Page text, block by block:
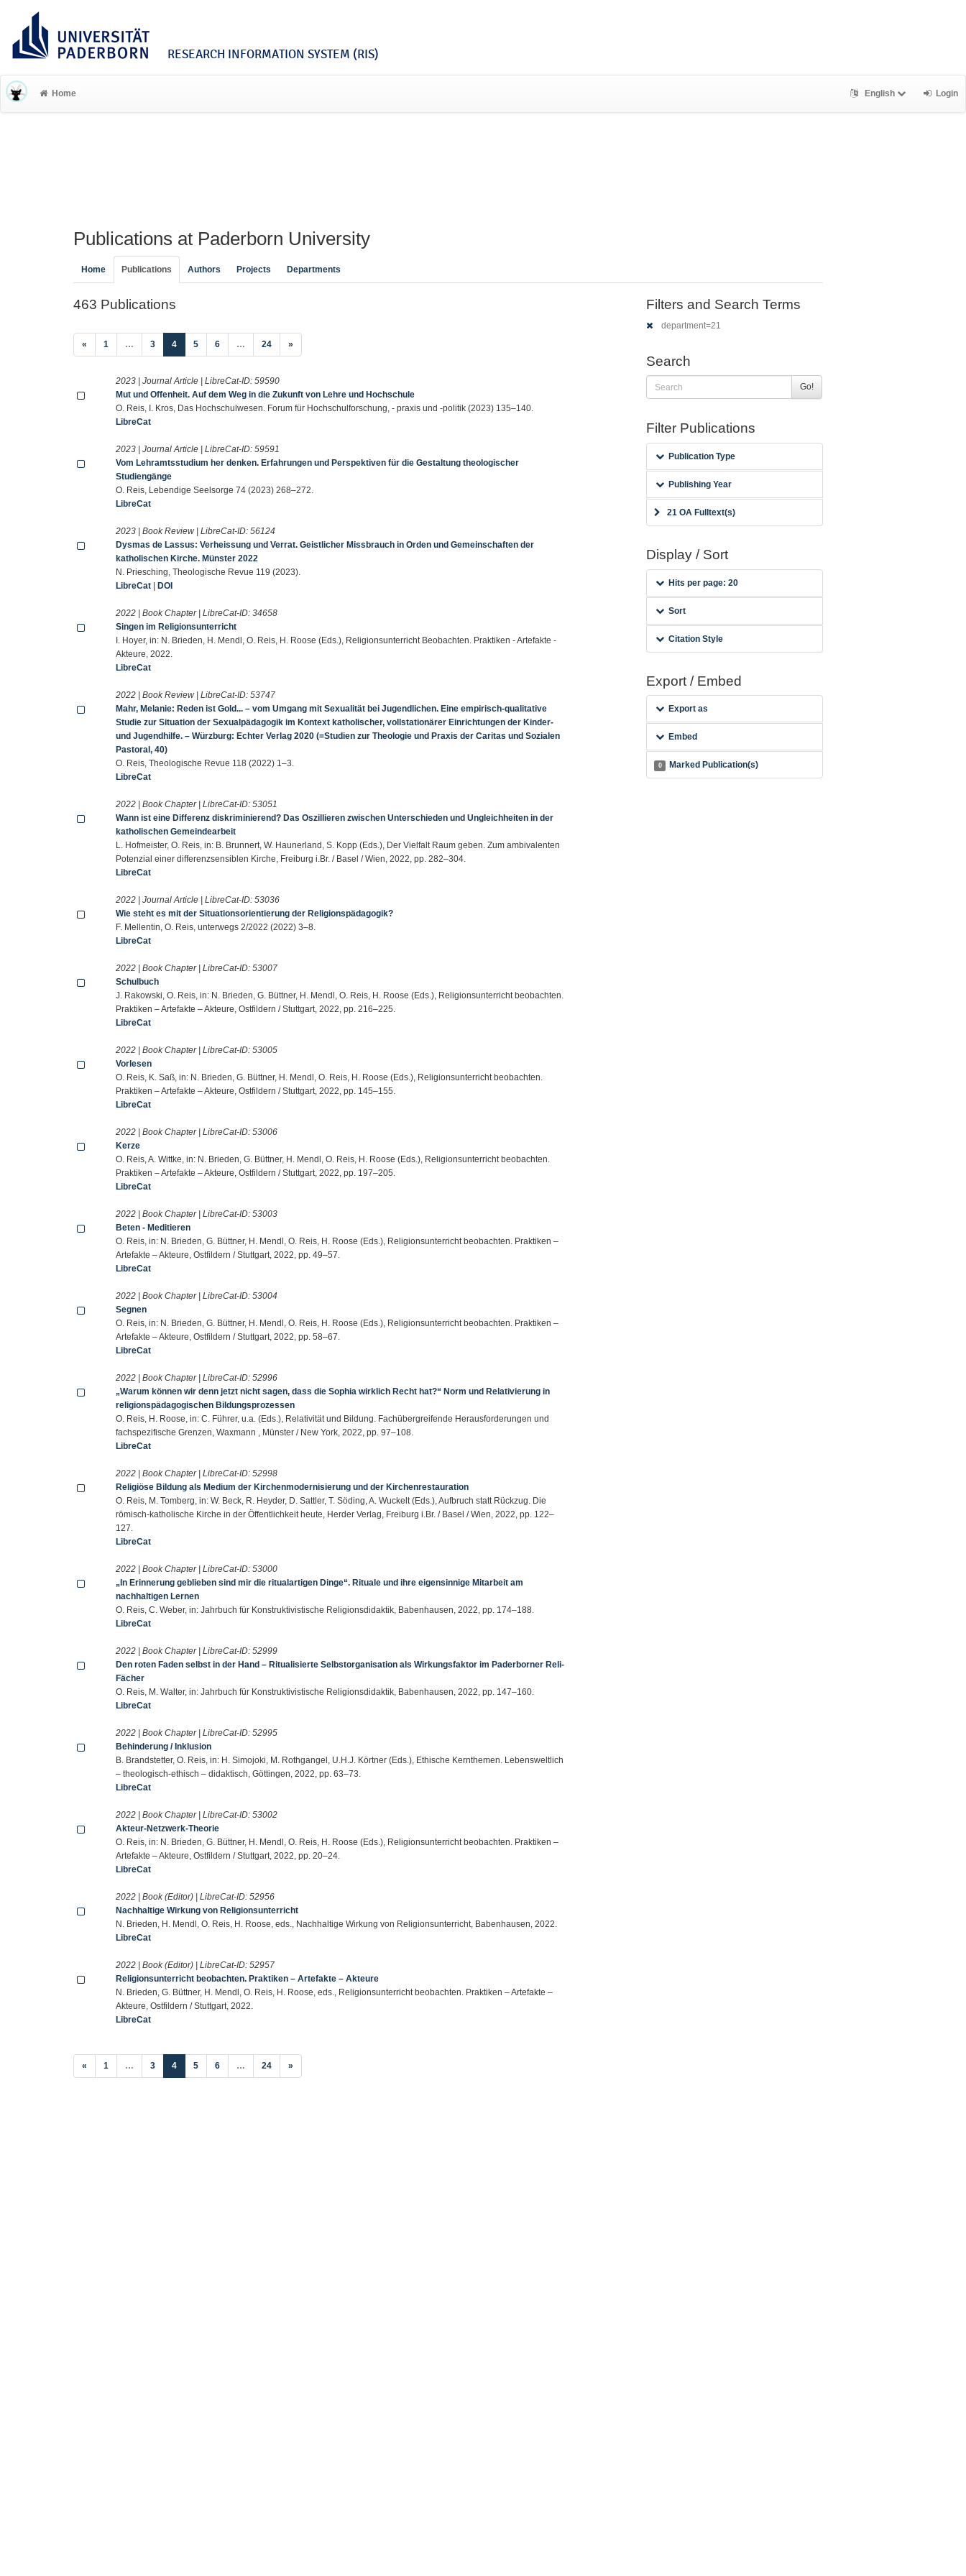
RESEARCH INFORMATION SYSTEM (RIS)
Home English Login
Publications at Paderborn University
Home Publications Authors Projects Departments
463 Publications
« 1 … 3 4(current)
5 6 … 24 »
2023 | Journal Article | LibreCat-ID:59590
Mut und Offenheit. Auf dem Weg in die Zukunft von Lehre und Hochschule
O. Reis, I. Kros, Das Hochschulwesen. Forum für Hochschulforschung, - praxis und -politik (2023) 135–140.
LibreCat
2023 | Journal Article | LibreCat-ID:59591
Vom Lehramtsstudium her denken. Erfahrungen und Perspektiven für die Gestaltung theologischer
Studiengänge
O. Reis, Lebendige Seelsorge 74 (2023) 268–272.
LibreCat
2023 | Book Review | LibreCat-ID:56124
Dysmas de Lassus: Verheissung und Verrat. Geistlicher Missbrauch in Orden und Gemeinschaften der
katholischen Kirche. Münster 2022
N. Priesching, Theologische Revue 119 (2023).
LibreCat |DOI
2022 | Book Chapter | LibreCat-ID:34658
Singen im Religionsunterricht
I. Hoyer, in: N. Brieden, H. Mendl, O. Reis, H. Roose (Eds.), Religionsunterricht Beobachten. Praktiken - Artefakte -
Akteure, 2022.
LibreCat
2022 | Book Review | LibreCat-ID:53747
Mahr, Melanie: Reden ist Gold... – vom Umgang mit Sexualität bei Jugendlichen. Eine empirisch-qualitative
Studie zur Situation der Sexualpädagogik im Kontext katholischer, vollstationärer Einrichtungen der Kinder-
und Jugendhilfe. – Würzburg: Echter Verlag 2020 (=Studien zur Theologie und Praxis der Caritas und Sozialen
Pastoral, 40)
O. Reis, Theologische Revue 118 (2022) 1–3.
LibreCat
2022 | Book Chapter | LibreCat-ID:53051
Wann ist eine Differenz diskriminierend? Das Oszillieren zwischen Unterschieden und Ungleichheiten in der
katholischen Gemeindearbeit
L. Hofmeister, O. Reis, in: B. Brunnert, W. Haunerland, S. Kopp (Eds.), Der Vielfalt Raum geben. Zum ambivalenten
Potenzial einer differenzsensiblen Kirche, Freiburg i.Br. / Basel / Wien, 2022, pp. 282–304.
LibreCat
2022 | Journal Article | LibreCat-ID:53036
Wie steht es mit der Situationsorientierung der Religionspädagogik?
F. Mellentin, O. Reis, unterwegs 2/2022 (2022) 3–8.
LibreCat
2022 | Book Chapter | LibreCat-ID:53007
Schulbuch
J. Rakowski, O. Reis, in: N. Brieden, G. Büttner, H. Mendl, O. Reis, H. Roose (Eds.), Religionsunterricht beobachten.
Praktiken – Artefakte – Akteure, Ostfildern / Stuttgart, 2022, pp. 216–225.
LibreCat
2022 | Book Chapter | LibreCat-ID:53005
Vorlesen
O. Reis, K. Saß, in: N. Brieden, G. Büttner, H. Mendl, O. Reis, H. Roose (Eds.), Religionsunterricht beobachten.
Praktiken – Artefakte – Akteure, Ostfildern / Stuttgart, 2022, pp. 145–155.
LibreCat
2022 | Book Chapter | LibreCat-ID:53006
Kerze
O. Reis, A. Wittke, in: N. Brieden, G. Büttner, H. Mendl, O. Reis, H. Roose (Eds.), Religionsunterricht beobachten.
Praktiken – Artefakte – Akteure, Ostfildern / Stuttgart, 2022, pp. 197–205.
LibreCat
2022 | Book Chapter | LibreCat-ID:53003
Beten - Meditieren
O. Reis, in: N. Brieden, G. Büttner, H. Mendl, O. Reis, H. Roose (Eds.), Religionsunterricht beobachten. Praktiken –
Artefakte – Akteure, Ostfildern / Stuttgart, 2022, pp. 49–57.
LibreCat
2022 | Book Chapter | LibreCat-ID:53004
Segnen
O. Reis, in: N. Brieden, G. Büttner, H. Mendl, O. Reis, H. Roose (Eds.), Religionsunterricht beobachten. Praktiken –
Artefakte – Akteure, Ostfildern / Stuttgart, 2022, pp. 58–67.
LibreCat
2022 | Book Chapter | LibreCat-ID:52996
„Warum können wir denn jetzt nicht sagen, dass die Sophia wirklich Recht hat?“ Norm und Relativierung in
religionspädagogischen Bildungsprozessen
O. Reis, H. Roose, in: C. Führer, u.a. (Eds.), Relativität und Bildung. Fachübergreifende Herausforderungen und
fachspezifische Grenzen, Waxmann , Münster / New York, 2022, pp. 97–108.
LibreCat
2022 | Book Chapter | LibreCat-ID:52998
Religiöse Bildung als Medium der Kirchenmodernisierung und der Kirchenrestauration
O. Reis, M. Tomberg, in: W. Beck, R. Heyder, D. Sattler, T. Söding, A. Wuckelt (Eds.), Aufbruch statt Rückzug. Die
römisch-katholische Kirche in der Öffentlichkeit heute, Herder Verlag, Freiburg i.Br. / Basel / Wien, 2022, pp. 122–
127.
LibreCat
2022 | Book Chapter | LibreCat-ID:53000
„In Erinnerung geblieben sind mir die ritualartigen Dinge“. Rituale und ihre eigensinnige Mitarbeit am
nachhaltigen Lernen
O. Reis, C. Weber, in: Jahrbuch für Konstruktivistische Religionsdidaktik, Babenhausen, 2022, pp. 174–188.
LibreCat
2022 | Book Chapter | LibreCat-ID:52999
Den roten Faden selbst in der Hand – Ritualisierte Selbstorganisation als Wirkungsfaktor im Paderborner Reli-
Fächer
O. Reis, M. Walter, in: Jahrbuch für Konstruktivistische Religionsdidaktik, Babenhausen, 2022, pp. 147–160.
LibreCat
2022 | Book Chapter | LibreCat-ID:52995
Behinderung / Inklusion
B. Brandstetter, O. Reis, in: H. Simojoki, M. Rothgangel, U.H.J. Körtner (Eds.), Ethische Kernthemen. Lebensweltlich
– theologisch-ethisch – didaktisch, Göttingen, 2022, pp. 63–73.
LibreCat
2022 | Book Chapter | LibreCat-ID:53002
Akteur-Netzwerk-Theorie
O. Reis, in: N. Brieden, G. Büttner, H. Mendl, O. Reis, H. Roose (Eds.), Religionsunterricht beobachten. Praktiken –
Artefakte – Akteure, Ostfildern / Stuttgart, 2022, pp. 20–24.
LibreCat
2022 | Book (Editor) | LibreCat-ID:52956
Nachhaltige Wirkung von Religionsunterricht
N. Brieden, H. Mendl, O. Reis, H. Roose, eds., Nachhaltige Wirkung von Religionsunterricht, Babenhausen, 2022.
LibreCat
2022 | Book (Editor) | LibreCat-ID:52957
Religionsunterricht beobachten. Praktiken – Artefakte – Akteure
N. Brieden, G. Büttner, H. Mendl, O. Reis, H. Roose, eds., Religionsunterricht beobachten. Praktiken – Artefakte –
Akteure, Ostfildern / Stuttgart, 2022.
LibreCat
« 1 … 3 4(current)
5 6 … 24 »
Filters and Search Terms
department=21
Search
Go!
Filter Publications
Publication Type
Publishing Year
21 OA Fulltext(s)
Display / Sort
Hits per page: 20
Sort
Citation Style
Export / Embed
Export as
Embed
0 Marked Publication(s)